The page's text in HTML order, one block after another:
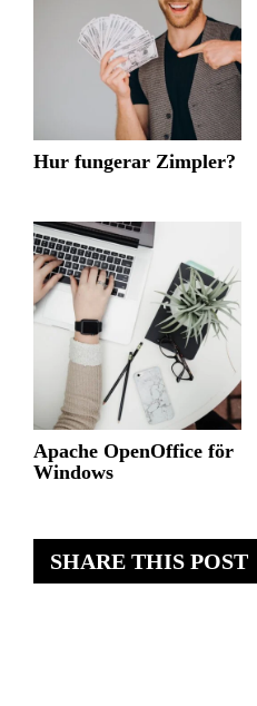
SHARE THIS POST
Hur fungerar Zimpler?
Apache OpenOffice för
Windows